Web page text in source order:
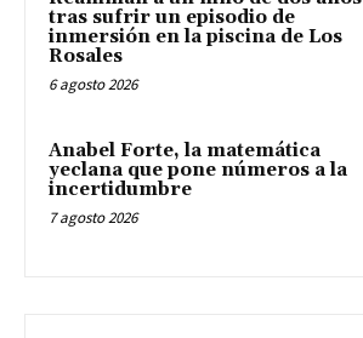
tras sufrir un episodio de
inmersión en la piscina de Los
Rosales
6 agosto 2026
Anabel Forte, la matemática
yeclana que pone números a la
incertidumbre
7 agosto 2026